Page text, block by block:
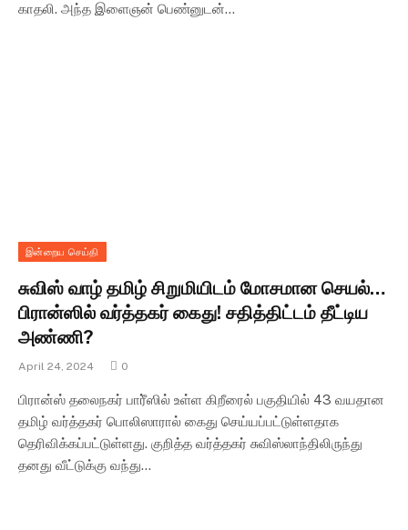
காதலி. அந்த இளைஞன் பெண்னுடன்…
இன்றைய செய்தி
சுவிஸ் வாழ் தமிழ் சிறுமியிடம் மோசமான செயல்…
பிரான்ஸில் வர்த்தகர் கைது! சதித்திட்டம் தீட்டிய
அண்ணி?
April 24, 2024 0
பிரான்ஸ் தலைநகர் பாரீ்ஸில் உள்ள கிறீரைல் பகுதியில் 43 வயதான
தமிழ் வர்த்தகர் பொலிஸாரால் கைது செய்யப்பட்டுள்ளதாக
தெரிவிக்கப்பட்டுள்ளது. குறித்த வர்த்தகர் சுவிஸ்லாந்திலிருந்து
தனது வீட்டுக்கு வந்து…